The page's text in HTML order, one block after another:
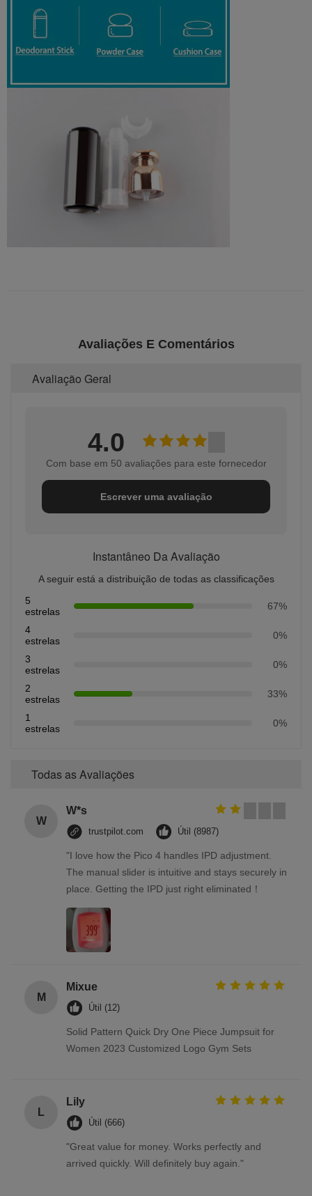
Avaliações E Comentários
Avaliação Geral
4.0
Com base em 50 avaliações para este fornecedor
Escrever uma avaliação
Instantâneo Da Avaliação
A seguir está a distribuição de todas as classificações
5
estrelas
67%
4
estrelas
0%
3
estrelas
0%
2
estrelas
33%
1
estrelas
0%
Todas as Avaliações
W
W*s
trustpilot.com Útil (8987)
"I love how the Pico 4 handles IPD adjustment.
The manual slider is intuitive and stays securely in
place. Getting the IPD just right eliminated！
M
Mixue
Útil (12)
Solid Pattern Quick Dry One Piece Jumpsuit for
Women 2023 Customized Logo Gym Sets
L
Lily
Útil (666)
"Great value for money. Works perfectly and
arrived quickly. Will definitely buy again."